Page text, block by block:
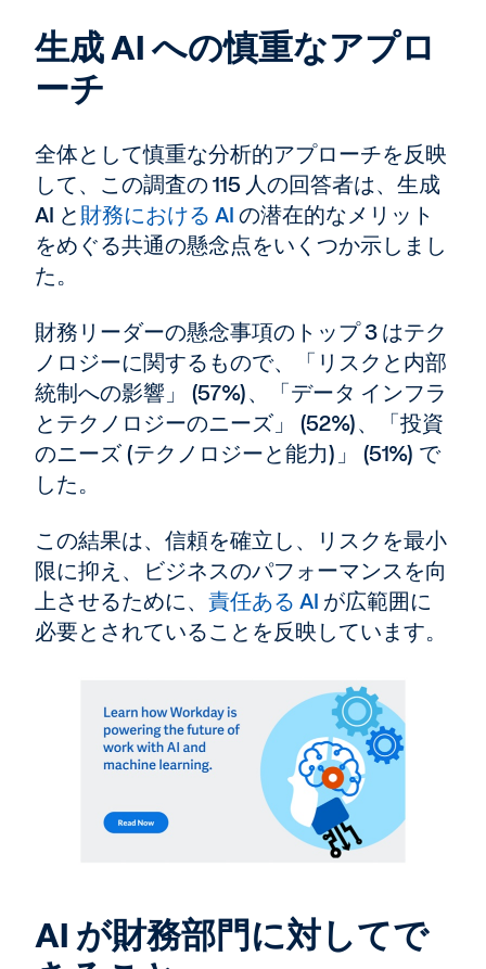
生成 AI への慎重なアプロ
ーチ
全体として慎重な分析的アプローチを反映
して、この調査の 115 人の回答者は、生成
AI と財務における AIの潜在的なメリット
をめぐる共通の懸念点をいくつか示しまし
た。
財務リーダーの懸念事項のトップ 3 はテク
ノロジーに関するもので、「リスクと内部
統制への影響」 (57%)、「データ インフラ
とテクノロジーのニーズ」 (52%)、「投資
のニーズ (テクノロジーと能力)」 (51%) で
した。
この結果は、信頼を確立し、リスクを最小
限に抑え、ビジネスのパフォーマンスを向
上させるために、 責任ある AI が広範囲に
必要とされていることを反映しています。
AI が財務部門に対してで